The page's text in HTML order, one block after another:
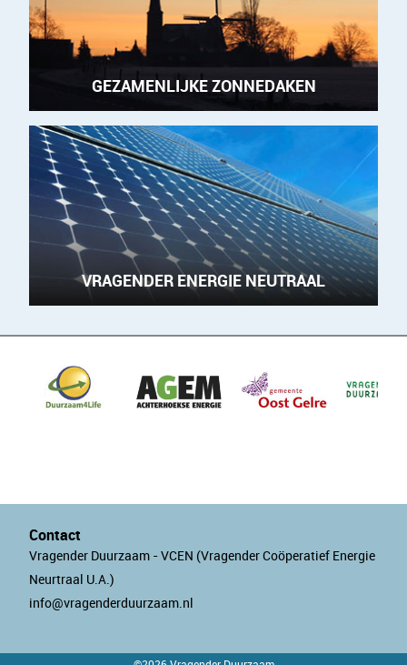
GEZAMENLIJKE ZONNEDAKEN
VRAGENDER ENERGIE NEUTRAAL
Contact
Vragender Duurzaam - VCEN (Vragender Coöperatief Energie
Neurtraal U.A.)
info@vragenderduurzaam.nl